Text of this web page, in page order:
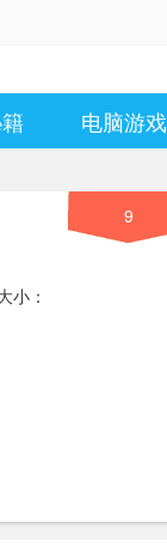
电脑游戏
9
小：